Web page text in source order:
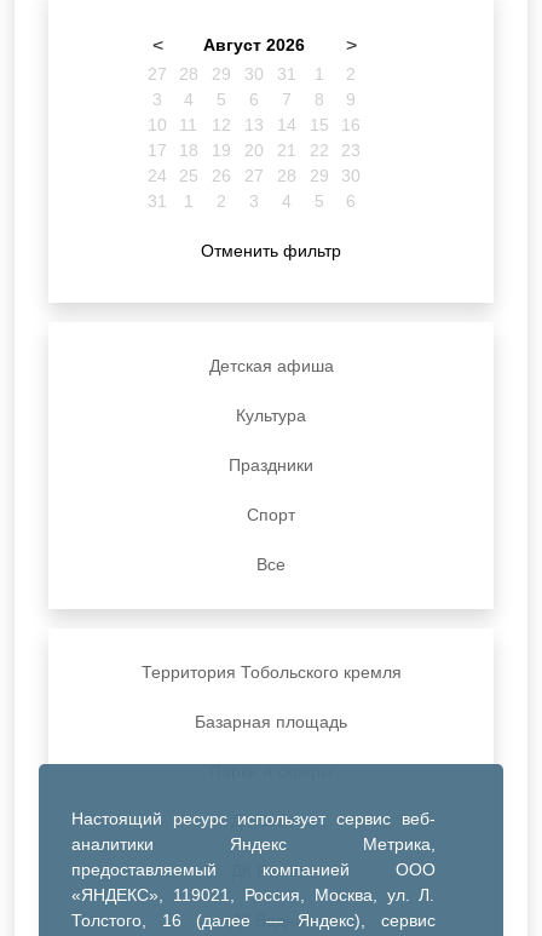
Настоящий ресурс использует сервис веб-
аналитики Яндекс Метрика,
предоставляемый компанией ООО
«ЯНДЕКС», 119021, Россия, Москва, ул. Л.
Толстого, 16 (далее — Яндекс), сервис
< Август 2026 >
27 28 29 30 31 1
2
3
4 5 6 7 8
9
10
11 12 13 14 15
16
17
18 19 20 21 22
23
24
25 26 27 28 29
30
31
1 2 3 4 5 6
Отменить фильтр
Детская афиша
Культура
Праздники
Спорт
Все
Территория Тобольского кремля
Базарная площадь
ДК Синтез
ДК Речник
ДК Водник